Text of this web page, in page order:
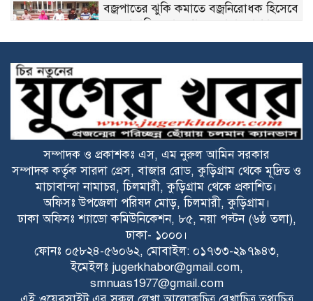
বজ্রপাতের ঝুকি কমাতে বজ্রনিরোধক হিসেবে
দেড় শতাধিক তাল গাছের চারা রোপণ
২০ আগস্ট রাষ্ট্রপতি নির্বাচন
ফ্যাসিবাদবিরোধী আন্দোলনে হত্যাকাণ্ডের
বিচার হবে স্বচ্ছ ও নিরপেক্ষ: প্রধানমন্ত্রী
রাজারহাটে শহীদ রাজিবের কবরে শুদ্ধা
নিবেদন করলেন উপজেলা প্রশাসন
বাঁশঝাড় থেকে বিপুল পরিমাণ ভারতীয়
প্যান্টের কাপড়,প্যান্টপিস ও ৬০ কেজি জিরা
জব্দ
বাংলাদেশে বিনিয়োগ এবং আরও দক্ষ কর্মী
সম্পাদক ও প্রকাশকঃ এস, এম নুরুল আমিন সরকার
সম্পাদক কর্তৃক সারদা প্রেস, বাজার রোড, কুড়িগ্রাম থেকে মূদ্রিত ও
মাচাবান্দা নামাচর, চিলমারী, কুড়িগ্রাম থেকে প্রকাশিত।
অফিসঃ উপজেলা পরিষদ মোড়, চিলমারী, কুড়িগ্রাম।
ঢাকা অফিসঃ শ্যাডো কমিউনিকেশন, ৮৫, নয়া পল্টন (৬ষ্ঠ তলা),
ঢাকা- ১০০০।
ফোনঃ ০৫৮২৪-৫৬০৬২, মোবাইল: ০১৭৩৩-২৯৭৯৪৩,
ইমেইলঃ jugerkhabor@gmail.com,
smnuas1977@gmail.com